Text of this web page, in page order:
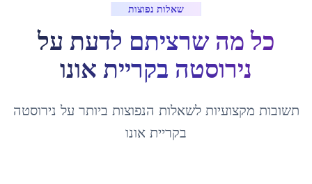
שאלות נפוצות
כל מה שרציתם לדעת על
נירוסטה בקריית אונו
תשובות מקצועיות לשאלות הנפוצות ביותר על נירוסטה
בקריית אונו